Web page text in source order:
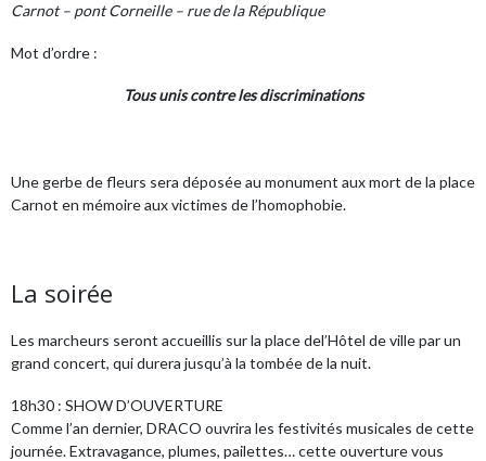
Carnot – pont Corneille – rue de la République
Mot d’ordre :
Tous unis contre les discriminations
Une gerbe de fleurs sera déposée au monument aux mort de la place
Carnot en mémoire aux victimes de l’homophobie.
La soirée
Les marcheurs seront accueillis sur la place del’Hôtel de ville par un
grand concert, qui durera jusqu’à la tombée de la nuit.
18h30 : SHOW D’OUVERTURE
Comme l’an dernier, DRACO ouvrira les festivités musicales de cette
journée. Extravagance, plumes, pailettes… cette ouverture vous